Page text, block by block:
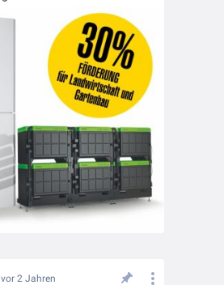
vor 2 Jahren